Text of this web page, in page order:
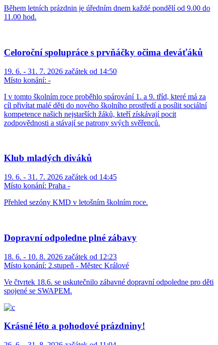
Během letních prázdnin je úředním dnem každé pondělí od 9.00 do
11.00 hod.
Celoroční spolupráce s prvňáčky očima deváťáků
19. 6. - 31. 7. 2026 začátek od 14:50
Místo konání: -
I v tomto školním roce proběhlo spárování 1. a 9. tříd, které má za
cíl přivítat malé děti do nového školního prostředí a posílit sociální
kompetence našich nejstarších žáků, kteří získávají pocit
zodpovědnosti a stávají se patrony svých svěřenců.
Klub mladých diváků
19. 6. - 31. 7. 2026 začátek od 14:45
Místo konání: Praha -
Přehled sezóny KMD v letošním školním roce.
Dopravní odpoledne plné zábavy
18. 6. - 10. 8. 2026 začátek od 12:23
Místo konání: 2.stupeň - Městec Králové
Ve čtvrtek 18.6. se uskutečnilo zábavné dopravní odpoledne pro děti
spojené se SWAPEM.
Krásné léto a pohodové prázdniny!